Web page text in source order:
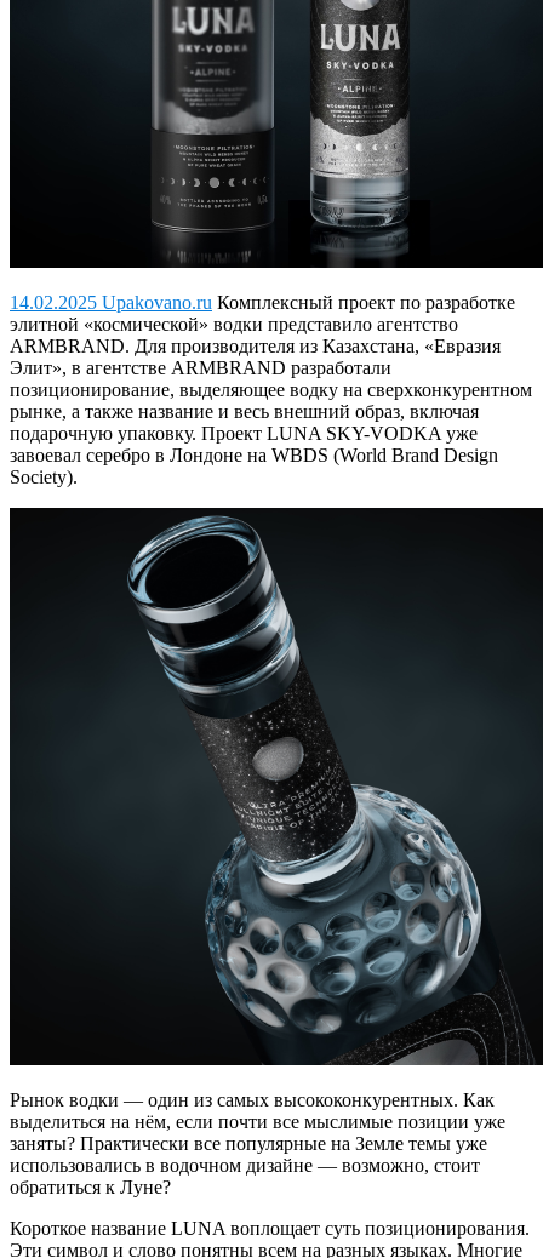
14.02.2025 Upakovano.ru Комплексный проект по разработке
элитной «космической» водки представило агентство
ARMBRAND. Для производителя из Казахстана, «Евразия
Элит», в агентстве ARMBRAND разработали
позиционирование, выделяющее водку на сверхконкурентном
рынке, а также название и весь внешний образ, включая
подарочную упаковку. Проект LUNA SKY-VODKA уже
завоевал серебро в Лондоне на WBDS (World Brand Design
Society).
Рынок водки — один из самых высококонкурентных. Как
выделиться на нём, если почти все мыслимые позиции уже
заняты? Практически все популярные на Земле темы уже
использовались в водочном дизайне — возможно, стоит
обратиться к Луне?
Короткое название LUNA воплощает суть позиционирования.
Эти символ и слово понятны всем на разных языках. Многие